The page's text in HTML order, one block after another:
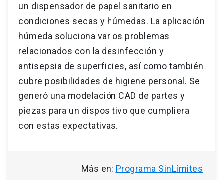
un dispensador de papel sanitario en
condiciones secas y húmedas. La aplicación
húmeda soluciona varios problemas
relacionados con la desinfección y
antisepsia de superficies, así como también
cubre posibilidades de higiene personal. Se
generó una modelación CAD de partes y
piezas para un dispositivo que cumpliera
con estas expectativas.
Más en: Programa SinLímites